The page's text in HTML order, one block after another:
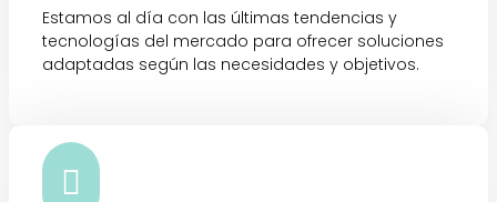
Estamos al día con las últimas tendencias y
tecnologías del mercado para ofrecer soluciones
adaptadas según las necesidades y objetivos.
